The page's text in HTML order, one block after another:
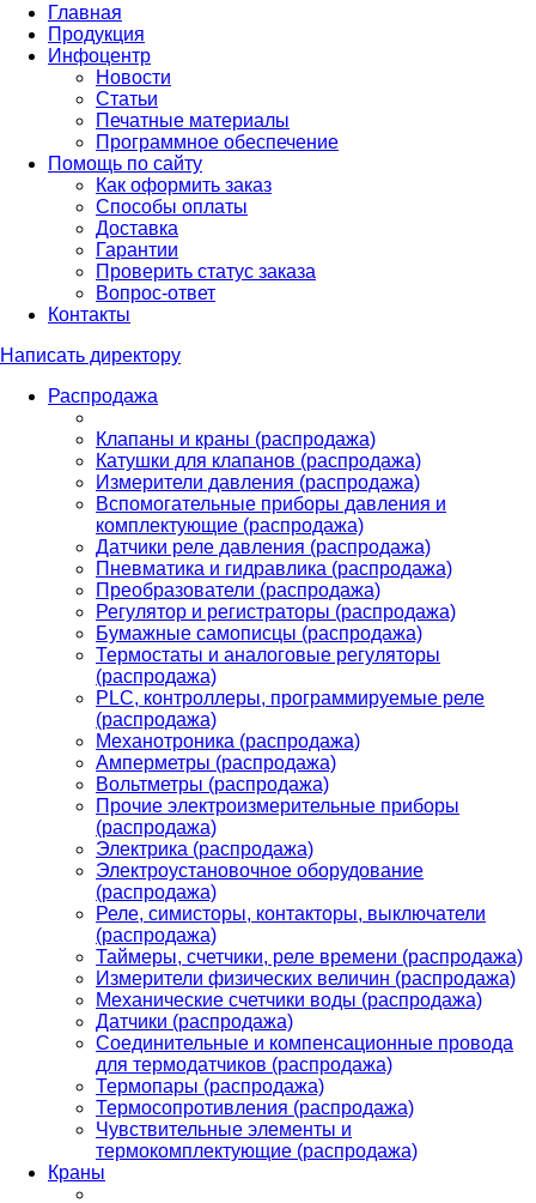
Главная
Продукция
Инфоцентр
Новости
Статьи
Печатные материалы
Программное обеспечение
Помощь по сайту
Как оформить заказ
Способы оплаты
Доставка
Гарантии
Проверить статус заказа
Вопрос-ответ
Контакты
Написать директору
Распродажа
Клапаны и краны (распродажа)
Катушки для клапанов (распродажа)
Измерители давления (распродажа)
Вспомогательные приборы давления и
комплектующие (распродажа)
Датчики реле давления (распродажа)
Пневматика и гидравлика (распродажа)
Преобразователи (распродажа)
Регулятор и регистраторы (распродажа)
Бумажные самописцы (распродажа)
Термостаты и аналоговые регуляторы
(распродажа)
PLС, контроллеры, программируемые реле
(распродажа)
Механотроника (распродажа)
Амперметры (распродажа)
Вольтметры (распродажа)
Прочие электроизмерительные приборы
(распродажа)
Электрика (распродажа)
Электроустановочное оборудование
(распродажа)
Реле, симисторы, контакторы, выключатели
(распродажа)
Таймеры, счетчики, реле времени (распродажа)
Измерители физических величин (распродажа)
Механические счетчики воды (распродажа)
Датчики (распродажа)
Соединительные и компенсационные провода
для термодатчиков (распродажа)
Термопары (распродажа)
Термосопротивления (распродажа)
Чувствительные элементы и
термокомплектующие (распродажа)
Краны